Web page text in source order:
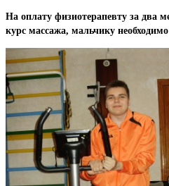
На оплату физиотерапевту за два
курс массажа, мальчику